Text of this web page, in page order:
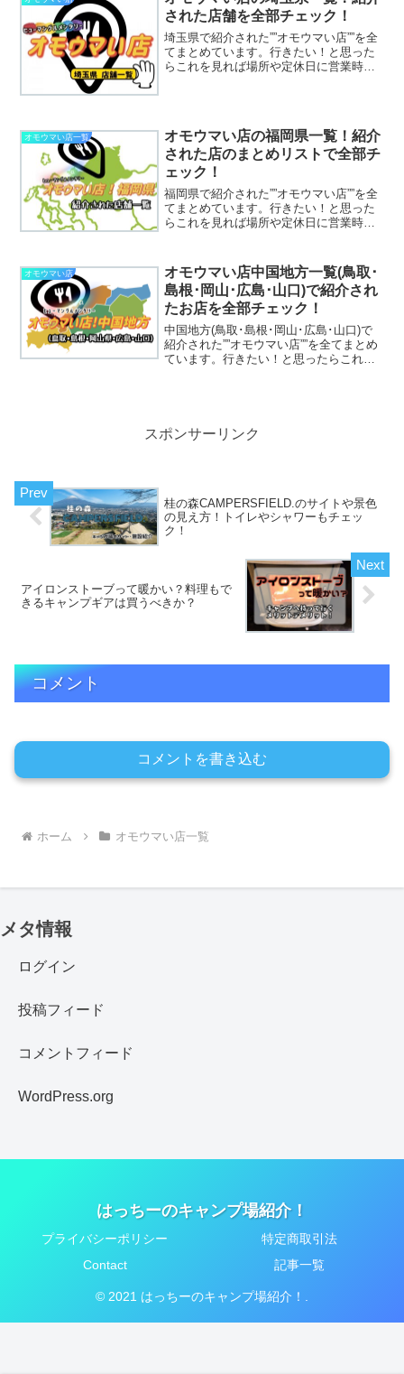
された店舗を全部チェック！
埼玉県で紹介された””オモウマい店””を全
てまとめています。行きたい！と思った
らこれを見れば場所や定休日に営業時間
オモウマい店一覧
オモウマい店の福岡県一覧！紹介
された店のまとめリストで全部チ
ェック！
福岡県で紹介された””オモウマい店””を全
てまとめています。行きたい！と思った
らこれを見れば場所や定休日に営業時間
オモウマい店
オモウマい店中国地方一覧(鳥取･
島根･岡山･広島･山口)で紹介され
たお店を全部チェック！
中国地方(鳥取･島根･岡山･広島･山口)で
紹介された””オモウマい店””を全てまとめ
ています。行きたい！と思ったらこれを
スポンサーリンク
桂の森CAMPERSFIELD.のサイトや景色
の見え方！トイレやシャワーもチェッ
ク！
アイロンストーブって暖かい？料理もで
きるキャンプギアは買うべきか？
コメント
コメントを書き込む
ホーム オモウマい店一覧
メタ情報
ログイン
投稿フィード
コメントフィード
WordPress.org
はっちーのキャンプ場紹介！
プライバシーポリシー
特定商取引法
Contact
記事一覧
© 2021 はっちーのキャンプ場紹介！.